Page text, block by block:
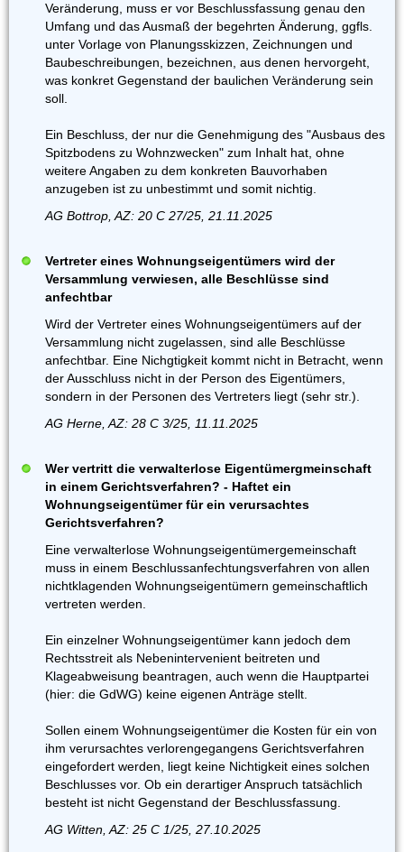
Veränderung, muss er vor Beschlussfassung genau den
Umfang und das Ausmaß der begehrten Änderung, ggfls.
unter Vorlage von Planungsskizzen, Zeichnungen und
Baubeschreibungen, bezeichnen, aus denen hervorgeht,
was konkret Gegenstand der baulichen Veränderung sein
soll.
Ein Beschluss, der nur die Genehmigung des "Ausbaus des
Spitzbodens zu Wohnzwecken" zum Inhalt hat, ohne
weitere Angaben zu dem konkreten Bauvorhaben
anzugeben ist zu unbestimmt und somit nichtig.
AG Bottrop, AZ: 20 C 27/25, 21.11.2025
Vertreter eines Wohnungseigentümers wird der
Versammlung verwiesen, alle Beschlüsse sind
anfechtbar
Wird der Vertreter eines Wohnungseigentümers auf der
Versammlung nicht zugelassen, sind alle Beschlüsse
anfechtbar. Eine Nichgtigkeit kommt nicht in Betracht, wenn
der Ausschluss nicht in der Person des Eigentümers,
sondern in der Personen des Vertreters liegt (sehr str.).
AG Herne, AZ: 28 C 3/25, 11.11.2025
Wer vertritt die verwalterlose Eigentümergmeinschaft
in einem Gerichtsverfahren? - Haftet ein
Wohnungseigentümer für ein verursachtes
Gerichtsverfahren?
Eine verwalterlose Wohnungseigentümergemeinschaft
muss in einem Beschlussanfechtungsverfahren von allen
nichtklagenden Wohnungseigentümern gemeinschaftlich
vertreten werden.
Ein einzelner Wohnungseigentümer kann jedoch dem
Rechtsstreit als Nebenintervenient beitreten und
Klageabweisung beantragen, auch wenn die Hauptpartei
(hier: die GdWG) keine eigenen Anträge stellt.
Sollen einem Wohnungseigentümer die Kosten für ein von
ihm verursachtes verlorengegangens Gerichtsverfahren
eingefordert werden, liegt keine Nichtigkeit eines solchen
Beschlusses vor. Ob ein derartiger Anspruch tatsächlich
besteht ist nicht Gegenstand der Beschlussfassung.
AG Witten, AZ: 25 C 1/25, 27.10.2025